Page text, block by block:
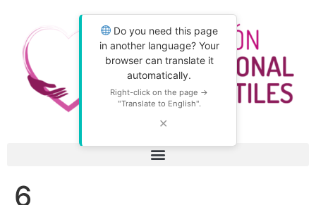
Do you need this page
in another language? Your
browser can translate it
automatically.
Right-click on the page →
"Translate to English".
✕
6